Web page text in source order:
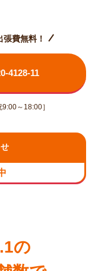
費無料！
4128-11
～18:00］
の